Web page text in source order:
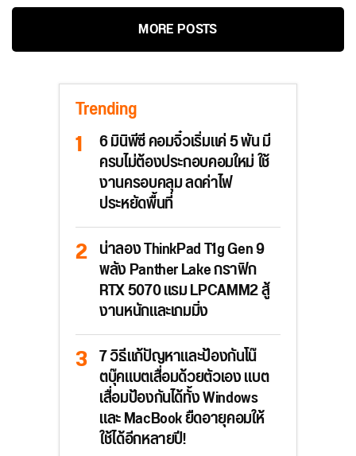
MORE POSTS
Trending
6 มินิพีซี คอมจิ๋วเริ่มแค่ 5 พัน มี
ครบไม่ต้องประกอบคอมใหม่ ใช้
งานครอบคลุม ลดค่าไฟ
ประหยัดพื้นที่
น่าลอง ThinkPad T1g Gen 9
พลัง Panther Lake กราฟิก
RTX 5070 แรม LPCAMM2 สู้
งานหนักและเกมมิ่ง
7 วิธีแก้ปัญหาและป้องกันโน๊
ตบุ๊คแบตเสื่อมด้วยตัวเอง แบต
เสื่อมป้องกันได้ทั้ง Windows
และ MacBook ยืดอายุคอมให้
ใช้ได้อีกหลายปี!